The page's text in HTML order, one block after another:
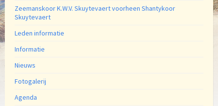
Zeemanskoor K.W.V. Skuytevaert voorheen Shantykoor
Skuytevaert
Leden informatie
Informatie
Nieuws
Fotogalerij
Agenda